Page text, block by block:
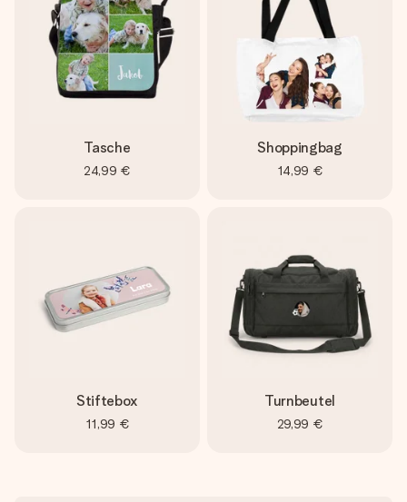
Tasche
24,99 €
Shoppingbag
14,99 €
Stiftebox
11,99 €
Turnbeutel
29,99 €